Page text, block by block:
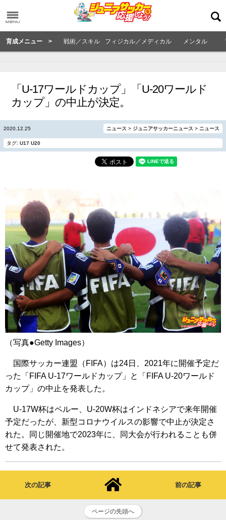
育成メニュー > 戦術／スキル フィジカル／メディカル メンタル
「U-17ワールドカップ」「U-20ワールド
カップ」の中止が決定。
2020.12.25 ニュース > ジュニアサッカーニュース > ニュース
タグ: U17 U20
（写真●Getty Images）
国際サッカー連盟（FIFA）は24日、2021年に開催予定だ
った「FIFA U-17ワールドカップ」と「FIFA U-20ワールド
カップ」の中止を発表した。
U-17W杯はペルー、U-20W杯はインドネシアで来年開催
予定だったが、新型コロナウイルスの影響で中止が決定さ
れた。同じ開催地で2023年に、同大会が行われることも併
せて発表された。
次の記事 前の記事
ページの先頭へ